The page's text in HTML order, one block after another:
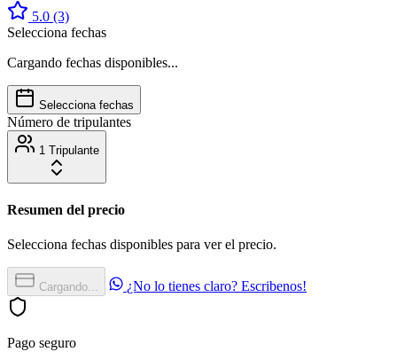
5.0 (3)
Selecciona fechas
Cargando fechas disponibles...
Selecciona fechas
Número de tripulantes
1 Tripulante
Resumen del precio
Selecciona fechas disponibles para ver el precio.
Cargando... ¿No lo tienes claro? Escribenos!
Pago seguro